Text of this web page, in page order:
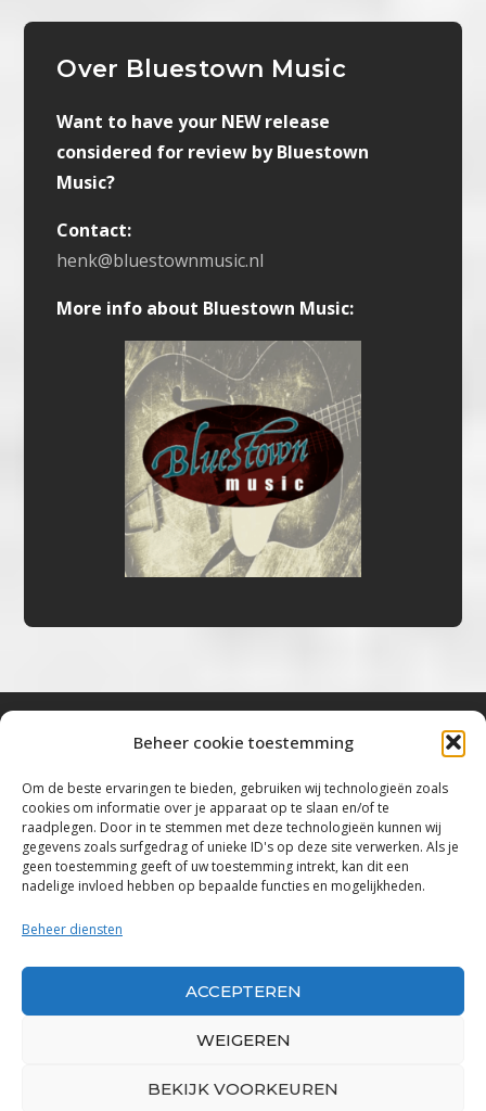
Beheer cookie toestemming
Om de beste ervaringen te bieden, gebruiken wij technologieën zoals
cookies om informatie over je apparaat op te slaan en/of te
raadplegen. Door in te stemmen met deze technologieën kunnen wij
gegevens zoals surfgedrag of unieke ID's op deze site verwerken. Als je
geen toestemming geeft of uw toestemming intrekt, kan dit een
nadelige invloed hebben op bepaalde functies en mogelijkheden.
Beheer diensten
ACCEPTEREN
WEIGEREN
BEKIJK VOORKEUREN
Over Bluestown Music
Want to have your NEW release
considered for review by Bluestown
Music?
Contact:
henk@bluestownmusic.nl
More info about Bluestown Music:
“Voor de mooiste Blues, Rock, Roots &
Americana”
Copyright 2019 – 2026 Bluestown Music – All